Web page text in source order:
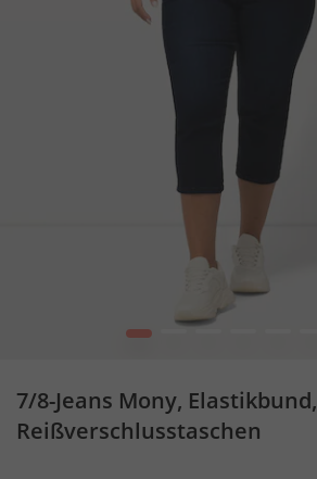
1
7/8-Jeans Mony, Elastikbund,
Reißverschlusstaschen